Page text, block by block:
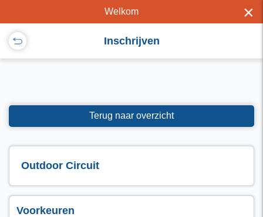
Welkom ×
Inschrijven
Terug naar overzicht
Outdoor Circuit
Voorkeuren